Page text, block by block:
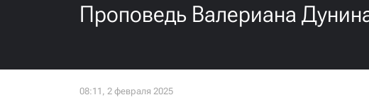
Проповедь Валериана